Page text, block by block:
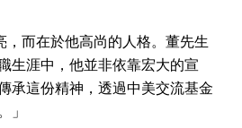
，而在於他高尚的人格。董先生
生涯中，他並非依靠宏大的宣
承這份精神，透過中美交流基金
」